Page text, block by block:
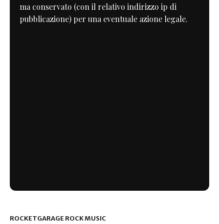
ma conservato (con il relativo indirizzo ip di
pubblicazione) per una eventuale azione legale.
ROCKETGARAGE ROCK MUSIC